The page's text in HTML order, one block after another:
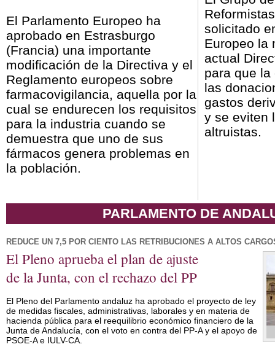
El Parlamento Europeo ha
aprobado en Estrasburgo
(Francia) una importante
modificación de la Directiva y el
Reglamento europeos sobre
farmacovigilancia, aquella por la
cual se endurecen los requisitos
para la industria cuando se
demuestra que uno de sus
fármacos genera problemas en
la población.
solicitado
Europeo la
actual
para que
las
gastos
y se eviten
altruistas.
PARLAMENTO DE
REDUCE UN 7,5 POR CIENTO LAS RETRIBUCIONES A ALTOS
El Pleno aprueba el plan de ajuste
de la Junta, con el rechazo del PP
El Pleno del Parlamento andaluz ha aprobado el proyecto de ley
de medidas fiscales, administrativas, laborales y en materia de
hacienda pública para el reequilibrio económico financiero de la
Junta de Andalucía, con el voto en contra del PP-A y el apoyo de
PSOE-A e IULV-CA.